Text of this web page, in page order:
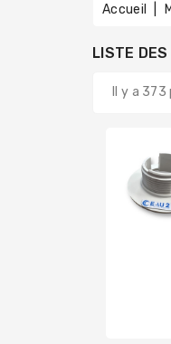
Accueil
LISTE
Il y a